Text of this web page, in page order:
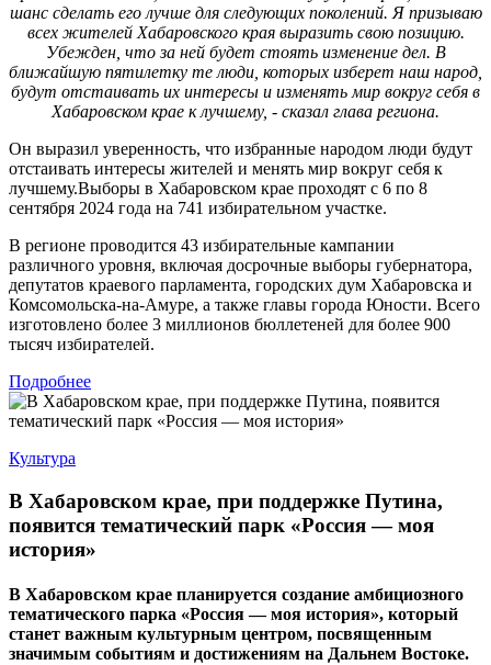
шанс сделать его лучше для следующих поколений. Я призываю
всех жителей Хабаровского края выразить свою позицию.
Убежден, что за ней будет стоять изменение дел. В
ближайшую пятилетку те люди, которых изберет наш народ,
будут отстаивать их интересы и изменять мир вокруг себя в
Хабаровском крае к лучшему, - сказал глава региона.
Он выразил уверенность, что избранные народом люди будут
отстаивать интересы жителей и менять мир вокруг себя к
лучшему.Выборы в Хабаровском крае проходят с 6 по 8
сентября 2024 года на 741 избирательном участке.
В регионе проводится 43 избирательные кампании
различного уровня, включая досрочные выборы губернатора,
депутатов краевого парламента, городских дум Хабаровска и
Комсомольска-на-Амуре, а также главы города Юности. Всего
изготовлено более 3 миллионов бюллетеней для более 900
тысяч избирателей.
Подробнее
Культура
В Хабаровском крае, при поддержке Путина,
появится тематический парк «Россия — моя
история»
В Хабаровском крае планируется создание амбициозного
тематического парка «Россия — моя история», который
станет важным культурным центром, посвященным
значимым событиям и достижениям на Дальнем Востоке.